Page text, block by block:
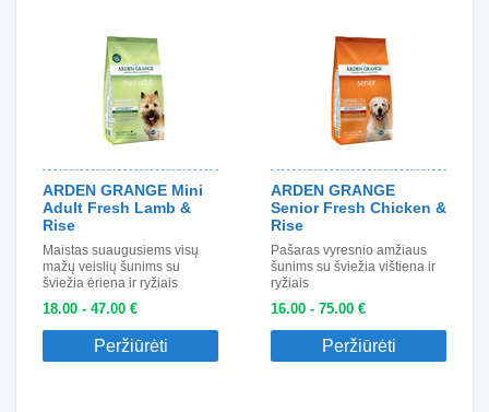
ARDEN GRANGE Mini
Adult Fresh Lamb &
Rise
Maistas suaugusiems visų
mažų veislių šunims su
šviežia ėriena ir ryžiais
18.00 - 47.00 €
Peržiūrėti
ARDEN GRANGE
Senior Fresh Chicken &
Rise
Pašaras vyresnio amžiaus
šunims su šviežia vištiena ir
ryžiais
16.00 - 75.00 €
Peržiūrėti